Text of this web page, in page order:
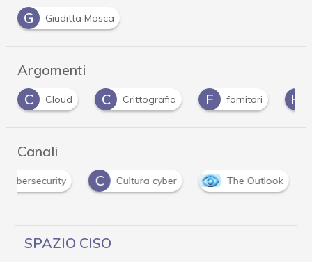
G
Giuditta Mosca
Argomenti
C
Cloud C Crittografia F fornitori H
Canali
cybersecurity C Cultura cyber The Outlook
SPAZIO CISO